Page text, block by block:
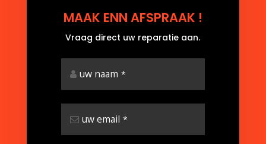
MAAK ENN AFSPRAAK !
Vraag direct uw reparatie aan.
uw naam *
uw email *